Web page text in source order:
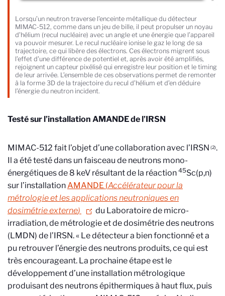
Lorsqu’un neutron traverse l’enceinte métallique du détecteur
MIMAC-512, comme dans un jeu de bille, il peut propulser un noyau
d’hélium (recul nucléaire) avec un angle et une énergie que l’appareil
va pouvoir mesurer. Le recul nucléaire ionise le gaz le long de sa
trajectoire, ce qui libère des électrons. Ces électrons migrent sous
l’effet d’une différence de potentiel et, après avoir été amplifiés,
rejoignent un capteur pixélisé qui enregistre leur position et le timing
de leur arrivée. L’ensemble de ces observations permet de remonter
à la forme 3D de la trajectoire du recul d’hélium et d’en déduire
l’énergie du neutron incident.
Testé sur l’installation AMANDE de l’IRSN
MIMAC-512 fait l’objet d’une collaboration avec l’IRSN (2).
Il a été testé dans un faisceau de neutrons mono-
énergétiques de 8 keV résultant de la réaction 45Sc(p,n)
sur l’installationAMANDE (Accélérateur pour la
métrologie et les applications neutroniques en
dosimétrie externe)
du Laboratoire de micro-
irradiation, de métrologie et de dosimétrie des neutrons
(LMDN) de l’IRSN.« Le détecteur a bien fonctionné et a
pu retrouver l’énergie des neutrons produits, ce qui est
très encourageant. La prochaine étape est le
développement d’une installation métrologique
produisant des neutrons épithermiques à haut flux, puis